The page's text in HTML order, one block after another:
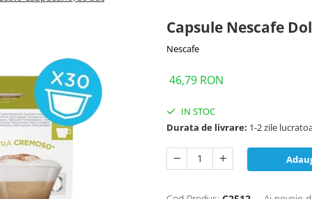
Capsule Nescafe
Nescafe
46,79 RON
IN STOC
Durata de livrare: 1-2 zile